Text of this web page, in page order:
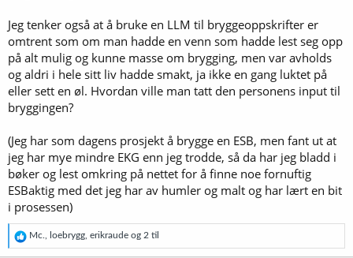
Jeg tenker også at å bruke en LLM til bryggeoppskrifter er
omtrent som om man hadde en venn som hadde lest seg opp
på alt mulig og kunne masse om brygging, men var avholds
og aldri i hele sitt liv hadde smakt, ja ikke en gang luktet på
eller sett en øl. Hvordan ville man tatt den personens input til
bryggingen?
(Jeg har som dagens prosjekt å brygge en ESB, men fant ut at
jeg har mye mindre EKG enn jeg trodde, så da har jeg bladd i
bøker og lest omkring på nettet for å finne noe fornuftig
ESBaktig med det jeg har av humler og malt og har lært en bit
i prosessen)
R
e
Mc. loebrygg erikraude og 2 til